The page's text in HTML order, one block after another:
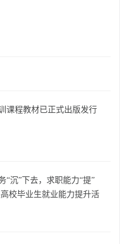
课程教材已正式出版发行
“沉”下去，求职能力“提”
校毕业生就业能力提升活